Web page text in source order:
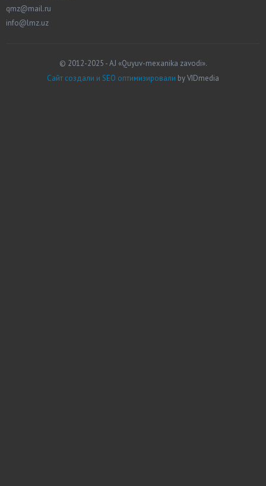
qmz@mail.ru
info@lmz.uz
© 2012-2025 - AJ «Quyuv-mexanika zavodi».
Сайт создали и SEO оптимизировали by VIDmedia